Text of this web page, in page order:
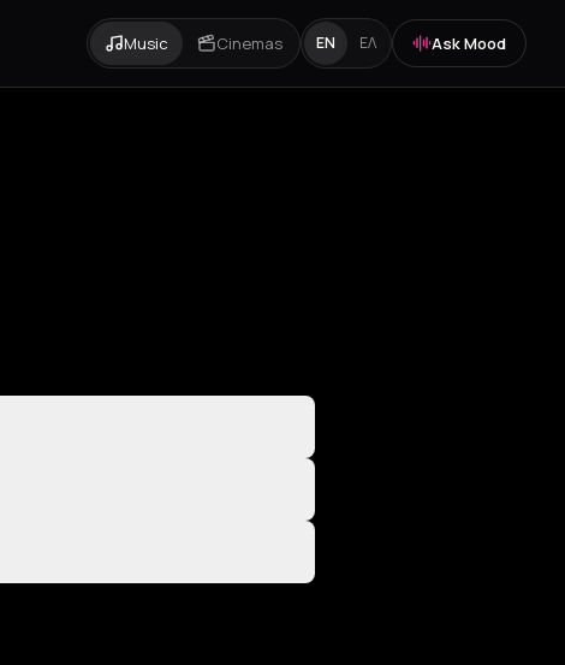
Music Cinemas EN ΕΛ Ask Mood